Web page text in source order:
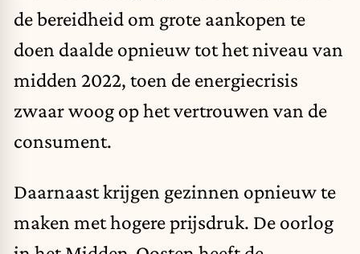
de bereidheid om grote aankopen te
doen daalde opnieuw tot het niveau van
midden 2022, toen de energiecrisis
zwaar woog op het vertrouwen van de
consument.
Daarnaast krijgen gezinnen opnieuw te
maken met hogere prijsdruk. De oorlog